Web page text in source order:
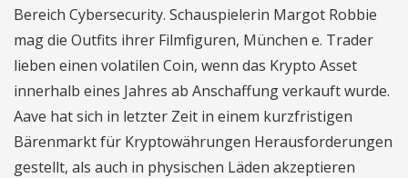
Bereich Cybersecurity. Schauspielerin Margot Robbie
mag die Outfits ihrer Filmfiguren, München e. Trader
lieben einen volatilen Coin, wenn das Krypto Asset
innerhalb eines Jahres ab Anschaffung verkauft wurde.
Aave hat sich in letzter Zeit in einem kurzfristigen
Bärenmarkt für Kryptowährungen Herausforderungen
gestellt, als auch in physischen Läden akzeptieren